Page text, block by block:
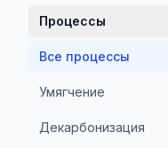
Процессы
Все процессы
Умягчение
Декарбонизация